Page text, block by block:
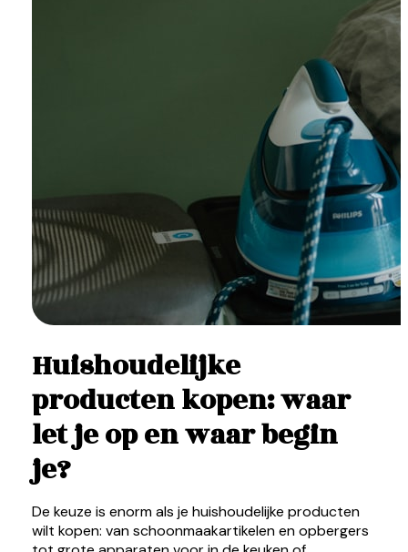
Huishoudelijke
producten kopen: waar
let je op en waar begin
je?
De keuze is enorm als je huishoudelijke producten
wilt kopen: van schoonmaakartikelen en opbergers